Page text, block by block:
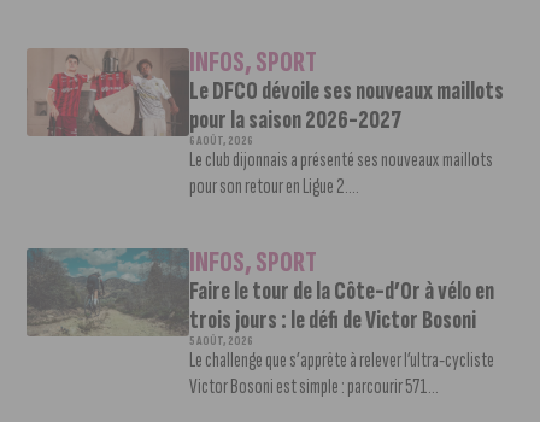
INFOS,SPORT
Le DFCO dévoile ses nouveaux maillots
pour la saison 2026-2027
6 AOÛT, 2026
Le club dijonnais a présenté ses nouveaux maillots
pour son retour en Ligue 2....
INFOS,SPORT
Faire le tour de la Côte-d’Or à vélo en
trois jours : le défi de Victor Bosoni
5 AOÛT, 2026
Le challenge que s’apprête à relever l’ultra-cycliste
Victor Bosoni est simple : parcourir 571...